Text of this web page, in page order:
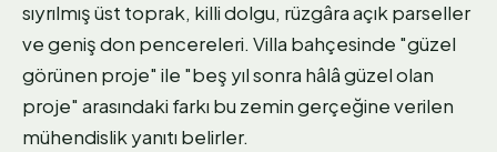
sıyrılmış üst toprak, killi dolgu, rüzgâra açık parseller
ve geniş don pencereleri. Villa bahçesinde "güzel
görünen proje" ile "beş yıl sonra hâlâ güzel olan
proje" arasındaki farkı bu zemin gerçeğine verilen
mühendislik yanıtı belirler.